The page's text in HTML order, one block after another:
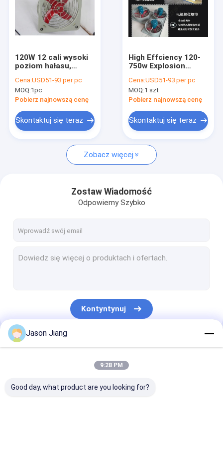
Filmy
O nas
Skontaktuj się z nami
Aktualności
Przeciwwybuchowe światła LED High Bay
Przeciwwybuchowe światło przeciwpowodziowe LED
Skrzynka przyłączeniowa przeciwwybuchowa
Przełącznik przeciwwybuchowy
Wtyczka i gniazdo przeciwwybuchowe
120W 12 cali wysoki
poziom hałasu,
wentylacyjny,
wentylator
wydechowy, ochrona
Cena:USD51-93 per pc
MOQ:1pc
Pobierz najnowszą cenę
Skontaktuj się teraz
High Effciency 120-
750w Explosion
With Vibration-
damping Device
Suitable For Zone 1,2
Cena:USD51-93 per pc
MOQ:1 szt
Pobierz najnowszą cenę
Skontaktuj się teraz
Zobacz więcej
Zostaw Wiadomość
Odpowiemy Szybko
Kontyntynuj
Nasze Kategorie
Jason Jiang
9:28 PM
Good day, what product are you looking for?